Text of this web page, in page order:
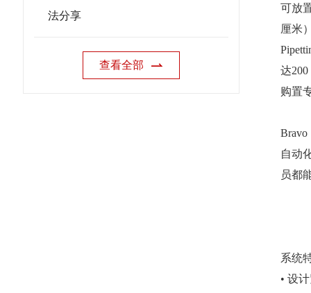
法分享
查看全部
可放
厘米
达
购置
自动
员都
系统
• 设